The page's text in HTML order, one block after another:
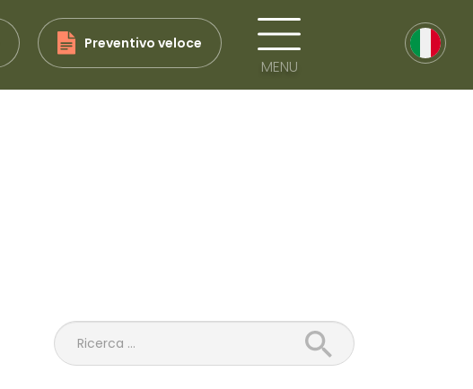
MENU
Preventivo veloce
Ricerca